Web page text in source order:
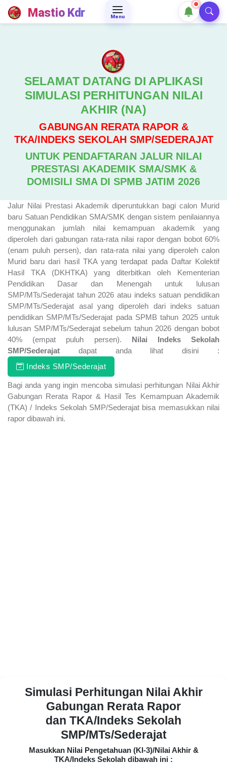
Mastio Kdr Menu
SELAMAT DATANG DI APLIKASI
SIMULASI PERHITUNGAN NILAI
AKHIR (NA)
GABUNGAN RERATA RAPOR &
TKA/INDEKS SEKOLAH SMP/SEDERAJAT
UNTUK PENDAFTARAN JALUR NILAI
PRESTASI AKADEMIK SMA/SMK &
DOMISILI SMA DI SPMB JATIM 2026
Jalur Nilai Prestasi Akademik diperuntukkan bagi calon Murid
baru Satuan Pendidikan SMA/SMK dengan sistem penilaiannya
menggunakan jumlah nilai kemampuan akademik yang
diperoleh dari gabungan rata-rata nilai rapor dengan bobot 60%
(enam puluh persen), dan rata-rata nilai yang diperoleh calon
Murid baru dari hasil TKA yang terdapat pada Daftar Kolektif
Hasil TKA (DKHTKA) yang diterbitkan oleh Kementerian
Pendidikan Dasar dan Menengah untuk lulusan
SMP/MTs/Sederajat tahun 2026 atau indeks satuan pendidikan
SMP/MTs/Sederajat asal yang diperoleh dari indeks satuan
pendidikan SMP/MTs/Sederajat pada SPMB tahun 2025 untuk
lulusan SMP/MTs/Sederajat sebelum tahun 2026 dengan bobot
40% (empat puluh persen). Nilai Indeks Sekolah
SMP/Sederajat dapat anda lihat disini :
Indeks SMP/Sederajat
Bagi anda yang ingin mencoba simulasi perhitungan Nilai Akhir
Gabungan Rerata Rapor & Hasil Tes Kemampuan Akademik
(TKA) / Indeks Sekolah SMP/Sederajat bisa memasukkan nilai
rapor dibawah ini.
Simulasi Perhitungan Nilai Akhir
Gabungan Rerata Rapor
dan TKA/Indeks Sekolah
SMP/MTs/Sederajat
Masukkan Nilai Pengetahuan (KI-3)/Nilai Akhir &
TKA/Indeks Sekolah dibawah ini :